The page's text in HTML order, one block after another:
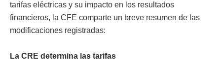
tarifas eléctricas y su impacto en los resultados
financieros, la CFE comparte un breve resumen de las
modificaciones registradas:
La CRE determina las tarifas